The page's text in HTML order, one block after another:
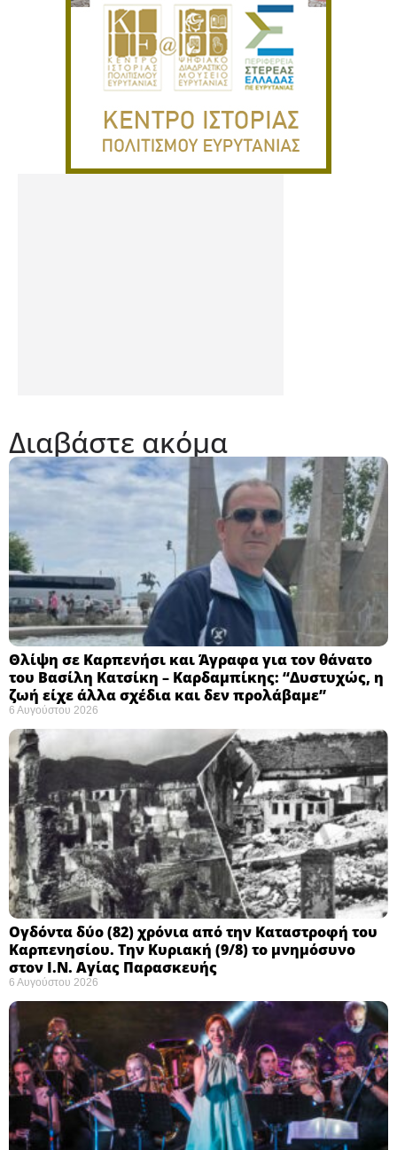
Διαβάστε ακόμα
Θλίψη σε Καρπενήσι και Άγραφα για τον θάνατο
του Βασίλη Κατσίκη – Καρδαμπίκης: “Δυστυχώς, η
ζωή είχε άλλα σχέδια και δεν προλάβαμε”
6 Αυγούστου 2026
Ογδόντα δύο (82) χρόνια από την Καταστροφή του
Καρπενησίου. Την Κυριακή (9/8) το μνημόσυνο
στον Ι.Ν. Αγίας Παρασκευής
6 Αυγούστου 2026